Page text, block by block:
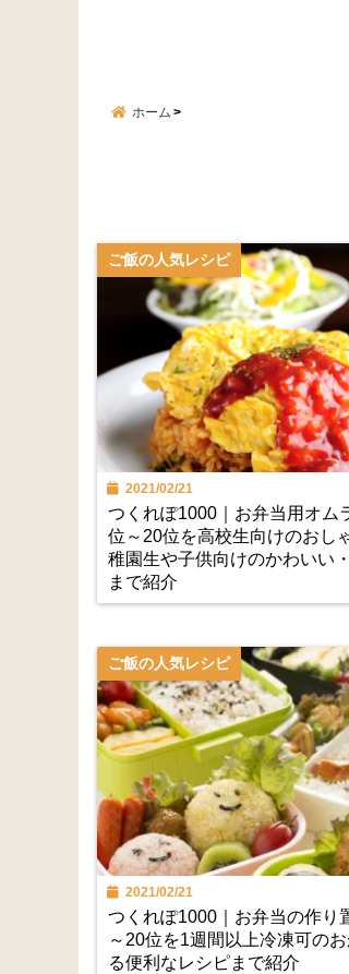
ホーム
ご飯の人気レシピ
2021/02/21
つくれぽ1000｜お弁当用オム
位～20位を高校生向けのおし
稚園生や子供向けのかわいい
まで紹介
ご飯の人気レシピ
2021/02/21
つくれぽ1000｜お弁当の作り
～20位を1週間以上冷凍可の
る便利なレシピまで紹介